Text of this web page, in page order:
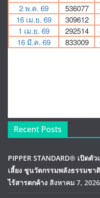
Recent Posts
PIPPER STANDARD® เปิด
เลี้ยง ชูนวัตกรรมพลังธรรมชา
ไร้สารตกค้าง สิงหาคม 7, 2026